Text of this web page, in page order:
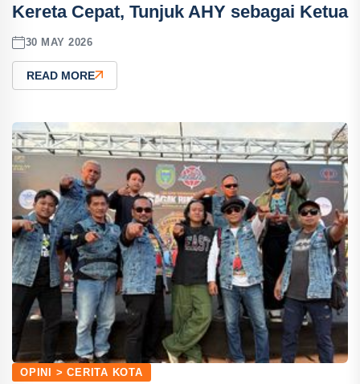
Kereta Cepat, Tunjuk AHY sebagai Ketua
30 MAY 2026
READ MORE
OPINI > CERITA KOTA